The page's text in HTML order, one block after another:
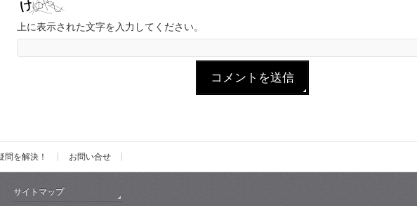
上に表示された文字を入力してください。
問を解決！ お問い合せ
サイトマップ